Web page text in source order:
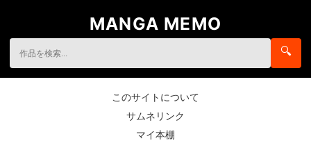
MANGA MEMO
🔍
このサイトについて
サムネリンク
マイ本棚